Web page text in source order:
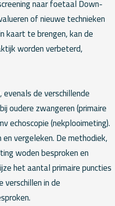
naar foetaal Down-
of nieuwe technieken
kaart te brengen, kan de
worden verbeterd,
de verschillende
oudere zwangeren (primaire
echoscopie (nekplooimeting).
vergeleken. De methodiek,
woden besproken en
het aantal primaire puncties
verschillen in de